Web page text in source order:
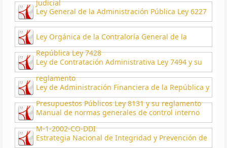
Judicial
Ley General de la Administración Pública Ley 6227
Ley Orgánica de la Contraloría General de la
República Ley 7428
Ley de Contratación Administrativa Ley 7494 y su
reglamento
Ley de Administración Financiera de la República y
Presupuestos Públicos Ley 8131 y su reglamento
Manual de normas generales de control interno
M-1-2002-CO-DDI
Estrategia Nacional de Integridad y Prevención de